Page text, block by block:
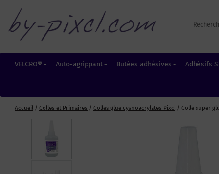
for:
VELCRO® Auto-agrippant Butées adhésives Adhésifs
Accueil / Colles et Primaires / Colles glue cyanoacrylates Pixcl / Colle super